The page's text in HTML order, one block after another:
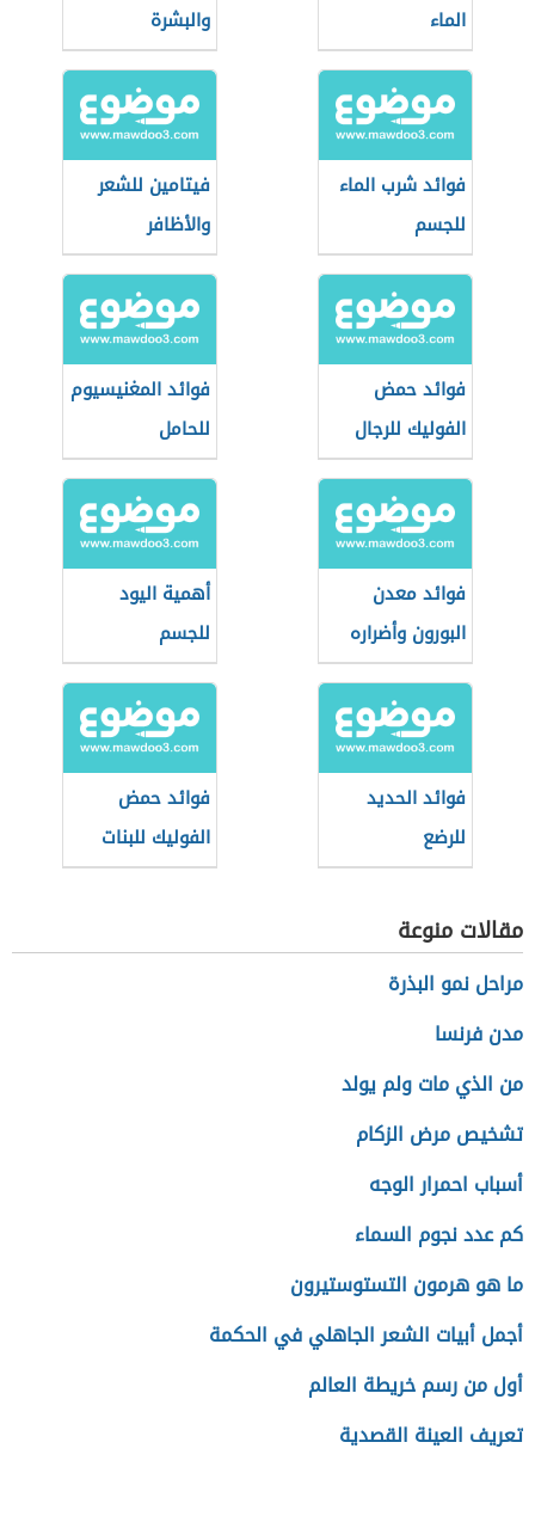
الماء
والبشرة
فوائد شرب الماء
للجسم
فيتامين للشعر
والأظافر
فوائد حمض
الفوليك للرجال
فوائد المغنيسيوم
للحامل
فوائد معدن
البورون وأضراره
أهمية اليود
للجسم
فوائد الحديد
للرضع
فوائد حمض
الفوليك للبنات
مقالات منوعة
مراحل نمو البذرة
مدن فرنسا
من الذي مات ولم يولد
تشخيص مرض الزكام
أسباب احمرار الوجه
كم عدد نجوم السماء
ما هو هرمون التستوستيرون
أجمل أبيات الشعر الجاهلي في الحكمة
أول من رسم خريطة العالم
تعريف العينة القصدية